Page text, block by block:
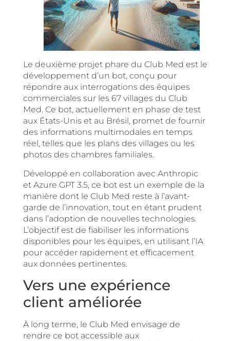
Le deuxième projet phare du Club Med est le
développement d’un bot, conçu pour
répondre aux interrogations des équipes
commerciales sur les 67 villages du Club
Med. Ce bot, actuellement en phase de test
aux États-Unis et au Brésil, promet de fournir
des informations multimodales en temps
réel, telles que les plans des villages ou les
photos des chambres familiales.
Développé en collaboration avec Anthropic
et Azure GPT 3.5, ce bot est un exemple de la
manière dont le Club Med reste à l’avant-
garde de l’innovation, tout en étant prudent
dans l’adoption de nouvelles technologies.
L’objectif est de fiabiliser les informations
disponibles pour les équipes, en utilisant l’IA
pour accéder rapidement et efficacement
aux données pertinentes.
Vers une expérience
client améliorée
À long terme, le Club Med envisage de
rendre ce bot accessible aux